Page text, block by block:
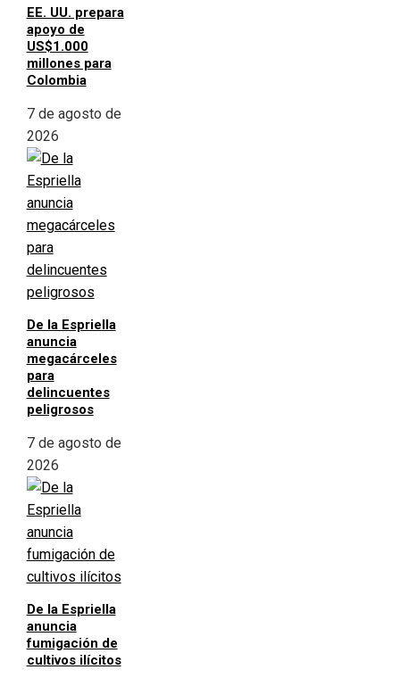
EE. UU. prepara
apoyo de
US$1.000
millones para
Colombia
7 de agosto de
2026
De la Espriella
anuncia
megacárceles
para
delincuentes
peligrosos
7 de agosto de
2026
De la Espriella
anuncia
fumigación de
cultivos ilícitos